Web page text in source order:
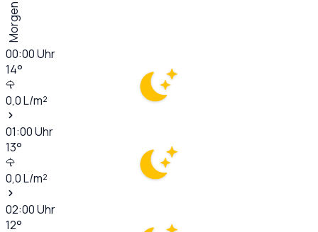
Morgen
00:00Uhr
14°
0,0L/m²
01:00Uhr
13°
0,0L/m²
02:00Uhr
12°